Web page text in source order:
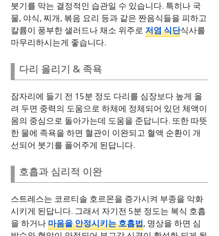
붓기를 막는 결정적인 습관일 수 있습니다. 특히나 국
물, 야식, 찌개, 볶음 요리 등과 같은 짠음식들을 피하고
칼륨이 풍부한 샐러드나 채소 위주로 저염 식단식사를
마무리하시는게 좋습니다.
다리 올리기 & 족욕
잠자리에 들기 전 15분 정도 다리를 심장보다 높게 올
려 두면 중력의 도움으로 하체에 정체되어 있던 체액이
몸의 중심으로 돌아가는데 도움을 준답니다. 또한 따뜻
한 물에 족욕을 하면 혈관이 이완되고 혈액 순환이 개
선되어 붓기를 풀어주게 된답니다.
호흡과 심리적 이완
스트레스는 코르티솔 호르몬을 증가시켜 부종을 악화
시키게 된답니다. 그래서 자기전 5분 정도는 복식 호흡
을 하거나마음을 안정시키는 호흡법, 명상을 하면 심